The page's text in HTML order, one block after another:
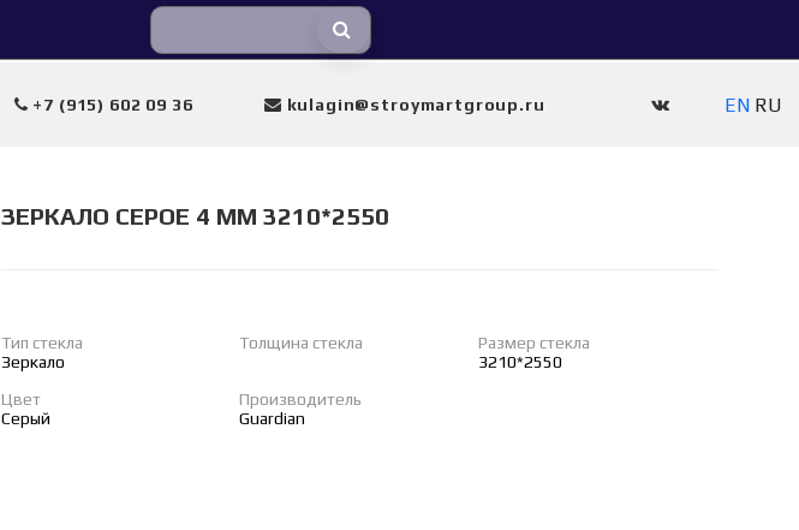
+7 (915) 602 09 36 kulagin@stroymartgroup.ru EN RU
ЗЕРКАЛО СЕРОЕ 4 ММ 3210*2550
Тип стекла
Зеркало
Толщина стекла
Размер стекла
3210*2550
Цвет
Серый
Производитель
Guardian